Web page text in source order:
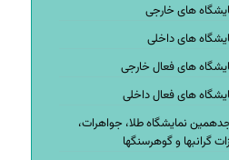
های خارجی
های داخلی
های فعال خارجی
های فعال داخلی
نمایشگاه طلا، جواهرات،
گرانبها و گوهرسنگها